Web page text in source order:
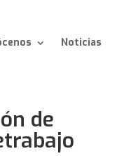
Noticias
de